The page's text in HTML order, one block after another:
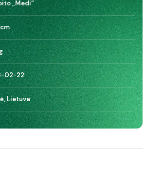
„Medi“
02-22
Lietuva